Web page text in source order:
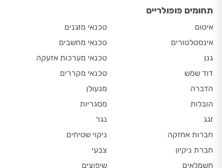
תחומים פופולריים
איטום
אינסטלטורים
גנן
דוד שמש
הדברה
הובלות
זגג
חברות אחזקה
חברת ניקיון
חשמלאים
טכנאי מזגנים
טכנאי מחשבים
טכנאי מערכות אזעקה
טכנאי מקררים
מנעולן
מסגריות
נגר
ניקוי שטיחים
צבעי
שיפוצים